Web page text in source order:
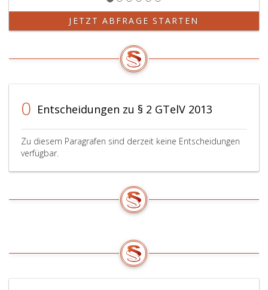
Rollen
erläutert
oder
der
Rollen
JETZT ABFRAGE STARTEN
0 Entscheidungen zu § 2 GTelV 2013
Zu diesem Paragrafen sind derzeit keine Entscheidungen
verfügbar.